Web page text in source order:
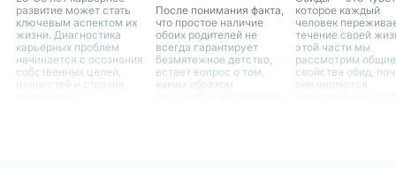
развитие может стать
ключевым аспектом их
жизни. Диагностика
карьерных проблем
начинается с осознания
собственных целей,
ценностей и страхов,
После понимания факта,
что простое наличие
обоих родителей не
всегда гарантирует
безмятежное детство,
встает вопрос о том,
каким образом
которое каждый
человек
течение своей
этой части мы
рассмотрим общие
свойства обид,
они являются